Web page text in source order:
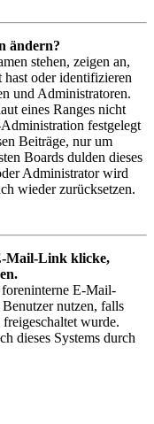
ändern?
stehen, zeigen an,
oder identifizieren
und Administratoren.
eines Ranges nicht
festgelegt
Beiträge, nur um
Boards dulden dieses
Administrator wird
wieder zurücksetzen.
Mail-Link klicke,
E-Mail-
nutzen, falls
wurde.
dieses Systems durch